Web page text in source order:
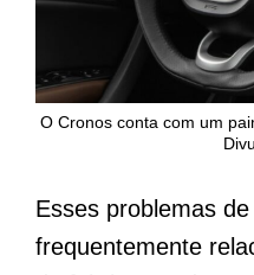
O Cronos conta com um
Esses problemas
frequentemente